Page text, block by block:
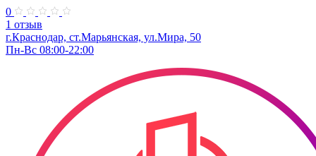
0
1 отзыв
г.Краснодар, ст.Марьянская, ул.Мира, 50
Пн-Вс 08:00-22:00